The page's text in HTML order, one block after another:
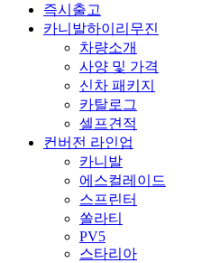
즉시출고
카니발하이리무진
차량소개
사양 및 가격
신차 패키지
카탈로그
셀프견적
컨버전 라인업
카니발
에스컬레이드
스프린터
쏠라티
PV5
스타리아